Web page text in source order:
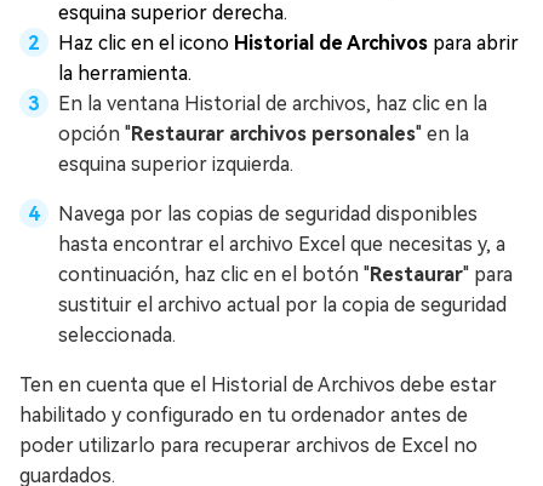
esquina superior derecha.
Haz clic en el icono Historial de Archivos para abrir
la herramienta.
En la ventana Historial de archivos, haz clic en la
opción "Restaurar archivos personales" en la
esquina superior izquierda.
Navega por las copias de seguridad disponibles
hasta encontrar el archivo Excel que necesitas y, a
continuación, haz clic en el botón "Restaurar" para
sustituir el archivo actual por la copia de seguridad
seleccionada.
Ten en cuenta que el Historial de Archivos debe estar
habilitado y configurado en tu ordenador antes de
poder utilizarlo para recuperar archivos de Excel no
guardados.